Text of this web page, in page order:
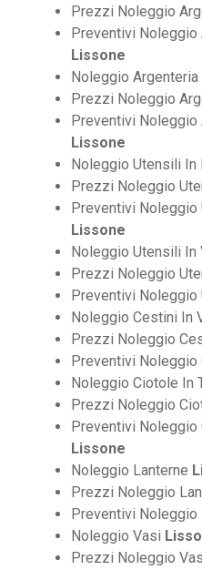
Prezzi Noleggio
Preventivi Noleggio
Lissone
Noleggio Argenteria
Prezzi Noleggio
Preventivi Noleggio
Lissone
Noleggio Utensili In
Prezzi Noleggio
Preventivi
Lissone
Noleggio Utensili In
Prezzi Noleggio
Preventivi
Noleggio Cestini In
Prezzi Noleggio
Preventivi Noleggio
Noleggio Ciotole In
Prezzi Noleggio
Preventivi
Lissone
Noleggio Lanterne
Prezzi Noleggio
Preventivi Noleggio
Noleggio Vasi
Prezzi Noleggio